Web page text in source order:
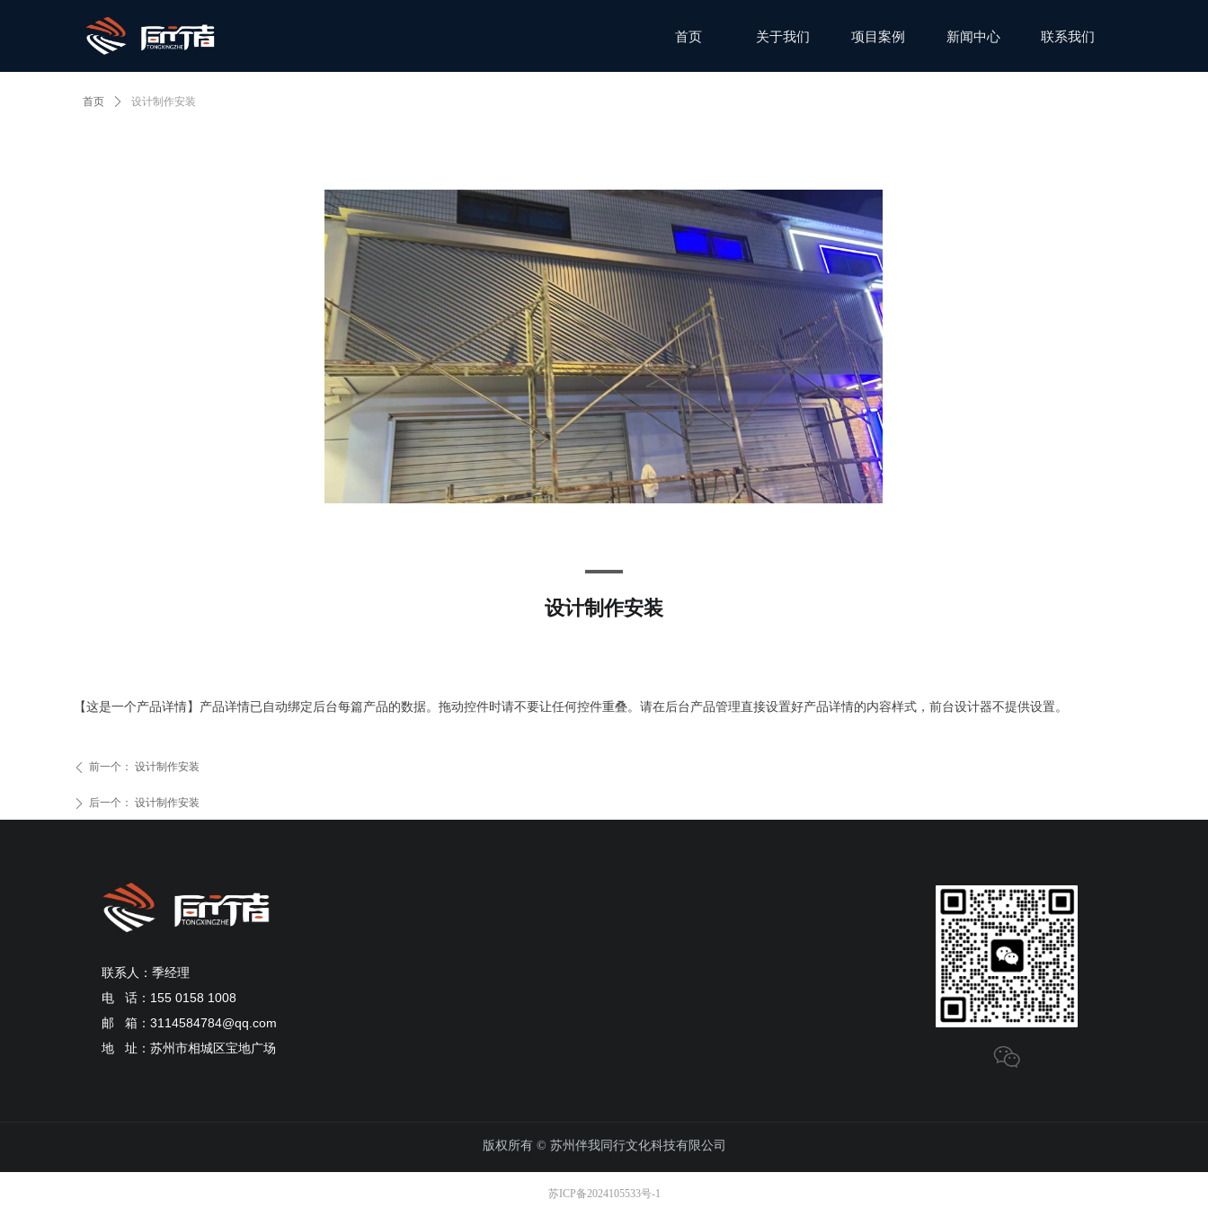
首页 关于我们 项目案例 新闻中心 联系我们
设计制作安装
ꄴ 前一个： 设计制作安装
ꄲ 后一个： 设计制作安装
【这是一个产品详情】产品详情已自动绑定后台每篇产品的数据。拖动控件时请不要让任何控件重叠。请在后台产品管理直接设置好产品详情的内容样式，前台设计器不提供设置。
首页 ꄲ 设计制作安装
版权所有 © 苏州伴我同行文化科技有限公司
联系人：季经理
电 话：155 0158 1008
邮 箱：3114584784@qq.com
地 址：苏州市相城区宝地广场
苏ICP备2024105533号-1